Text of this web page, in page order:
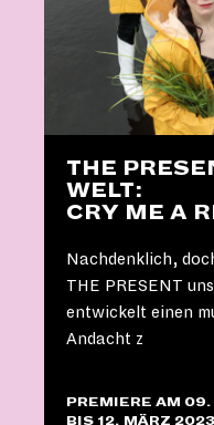
THE
WELT:
CRY ME A
Nachdenklich,
THE PRESENT
entwickelt einen
Andacht z
PREMIERE AM
BIS 12. MÄRZ